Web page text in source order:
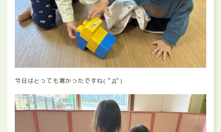
今日はとっても寒かったですね( ﾟДﾟ)